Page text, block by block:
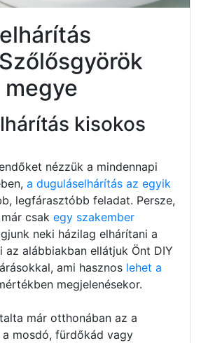
kisokos
nézzük a mindennapi
a duguláselhárítás az egyik
legfárasztóbb feladat. Persze,
csak egy szakember
neki házilag elhárítani a
az alábbiakban ellátjuk Önt DIY
ami hasznos lehet a
megjelenésekor.
már otthonában az a
mosdó, fürdőkád vagy